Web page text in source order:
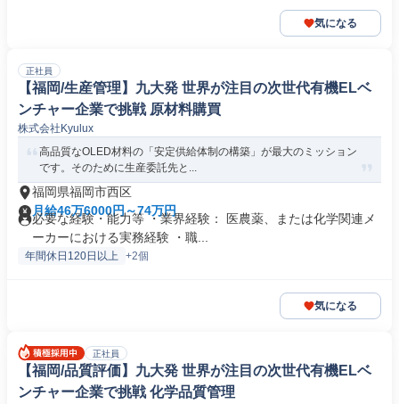
気になる
正社員
【福岡/生産管理】九大発 世界が注目の次世代有機ELベ
ンチャー企業で挑戦 原材料購買
株式会社Kyulux
高品質なOLED材料の「安定供給体制の構築」が最大のミッション
です。そのために生産委託先と...
福岡県福岡市西区
月給46万6000円～74万円
必要な経験・能力等 ・業界経験： 医農薬、または化学関連メ
ーカーにおける実務経験 ・職...
年間休日120日以上 +2個
気になる
正社員
【福岡/品質評価】九大発 世界が注目の次世代有機ELベ
ンチャー企業で挑戦 化学品質管理